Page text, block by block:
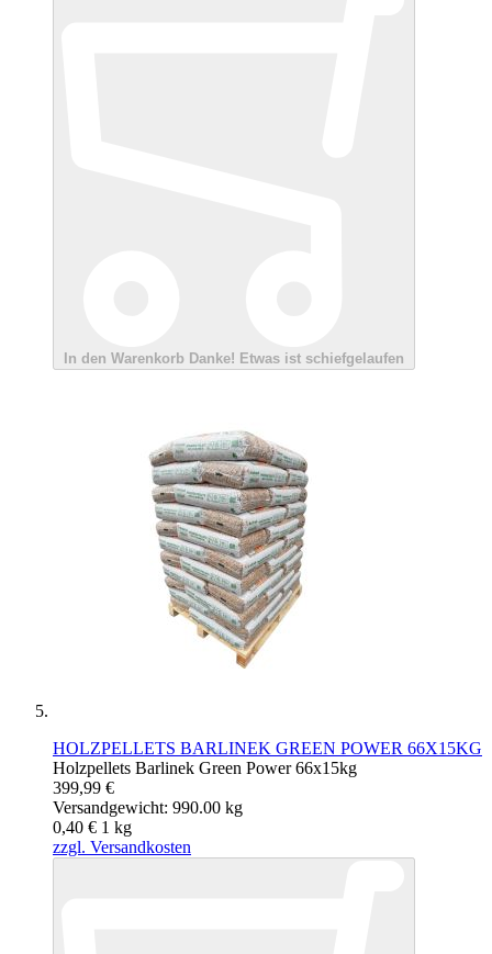
In den Warenkorb Danke! Etwas ist schiefgelaufen
HOLZPELLETS BARLINEK GREEN POWER 66X15KG
Holzpellets Barlinek Green Power 66x15kg
399,99 €
Versandgewicht: 990.00 kg
0,40 € 1 kg
zzgl. Versandkosten